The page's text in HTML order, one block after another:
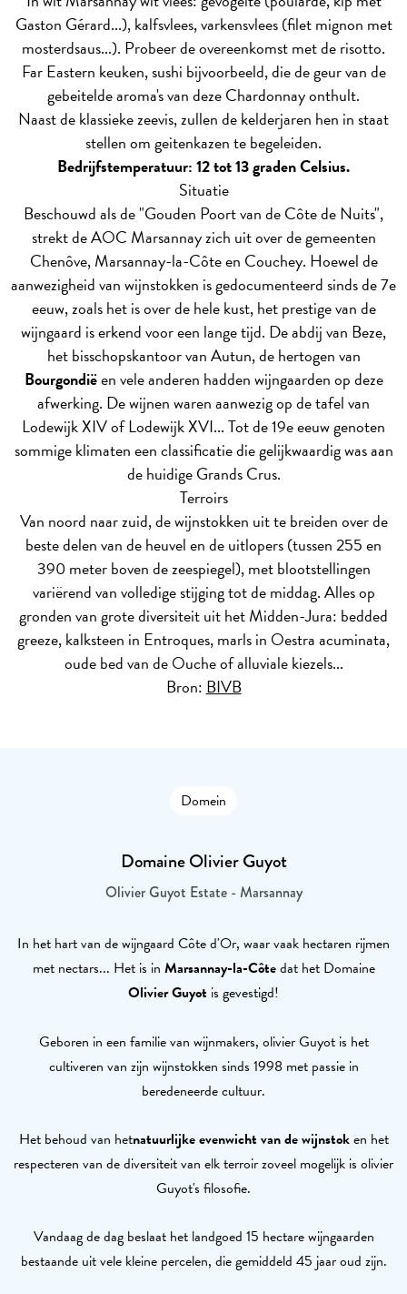
Gaston Gérard...), kalfsvlees, varkensvlees (filet mignon met
mosterdsaus...). Probeer de overeenkomst met de risotto.
Far Eastern keuken, sushi bijvoorbeeld, die de geur van de
gebeitelde aroma's van deze Chardonnay onthult.
Naast de klassieke zeevis, zullen de kelderjaren hen in staat
stellen om geitenkazen te begeleiden.
Bedrijfstemperatuur: 12 tot 13 graden Celsius.
Situatie
Beschouwd als de "Gouden Poort van de Côte de Nuits",
strekt de AOC Marsannay zich uit over de gemeenten
Chenôve, Marsannay-la-Côte en Couchey. Hoewel de
aanwezigheid van wijnstokken is gedocumenteerd sinds de 7e
eeuw, zoals het is over de hele kust, het prestige van de
wijngaard is erkend voor een lange tijd. De abdij van Beze,
het bisschopskantoor van Autun, de hertogen van
Bourgondiëen vele anderen hadden wijngaarden op deze
afwerking. De wijnen waren aanwezig op de tafel van
Lodewijk XIV of Lodewijk XVI... Tot de 19e eeuw genoten
sommige klimaten een classificatie die gelijkwaardig was aan
de huidige Grands Crus.
Terroirs
Van noord naar zuid, de wijnstokken uit te breiden over de
beste delen van de heuvel en de uitlopers (tussen 255 en
390 meter boven de zeespiegel), met blootstellingen
variërend van volledige stijging tot de middag. Alles op
gronden van grote diversiteit uit het Midden-Jura: bedded
greeze, kalksteen in Entroques, marls in Oestra acuminata,
oude bed van de Ouche of alluviale kiezels...
Bron: BIVB
Domein
Domaine Olivier Guyot
Olivier Guyot Estate - Marsannay
In het hart van de wijngaard Côte d'Or, waar vaak hectaren rijmen
met nectars... Het is in Marsannay-la-Côtedat het Domaine
Olivier Guyot is gevestigd!
Geboren in een familie van wijnmakers, olivier Guyot is het
cultiveren van zijn wijnstokken sinds 1998 met passie in
beredeneerde cultuur.
Het behoud van hetnatuurlijke evenwicht van de wijnstoken het
respecteren van de diversiteit van elk terroir zoveel mogelijk is olivier
Guyot's filosofie.
Vandaag de dag beslaat het landgoed 15 hectare wijngaarden
bestaande uit vele kleine percelen, die gemiddeld 45 jaar oud zijn.